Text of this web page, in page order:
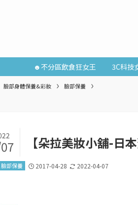
☻不分區飲食狂女王 3C科技
臉部身體保養&彩妝 臉部保養
【朵拉美妝小舖-日
臉部保養 2017-04-28 2022-04-07